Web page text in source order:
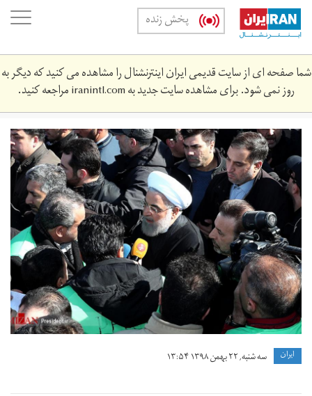
Skip
main
content
پخش زنده
شما صفحه ای از سایت قدیمی ایران اینترنشنال را مشاهده می کنید که دیگر به
روز نمی شود. برای مشاهده سایت جدید بهiranintl.comمراجعه کنید.
2474970_892.jpg
ايران سه شنبه, ۲۲ بهمن ۱۳۹۸ ۱۳:۵۴